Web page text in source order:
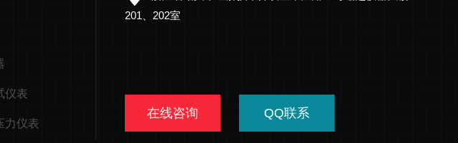
仪表
力仪表
201、202室
在线咨询 QQ联系